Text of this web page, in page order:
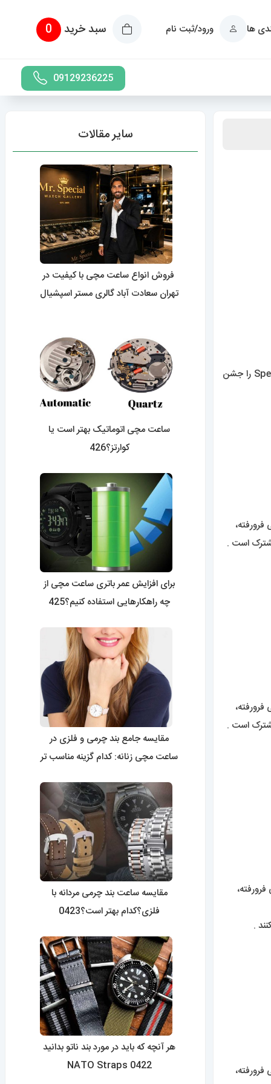
ها ورود/ثبت نام سبد خرید 0
09129236225
با مجموعه Bioceramic MoonSwatch “به سیارات می رسند” OMEGA X Swatch نماد Speedmaster Moonwatch را جشن
سایر مقالات
فروش انواع ساعت مچی با کیفیت در
تهران سعادت آباد گالری مستر اسپشیال
ساعت مچی اتوماتیک بهتر است یا
کوارتز؟426
برای افزایش عمر باتری ساعت مچی از
چه راهکارهایی استفاده کنیم؟425
مقایسه جامع بند چرمی و فلزی در
ساعت مچی زنانه: کدام گزینه مناسب تر
مقایسه ساعت بند چرمی مردانه با
فلزی؟کدام بهتر است؟0423
هر آنچه که باید در مورد بند ناتو بدانید
0422 NATO Straps